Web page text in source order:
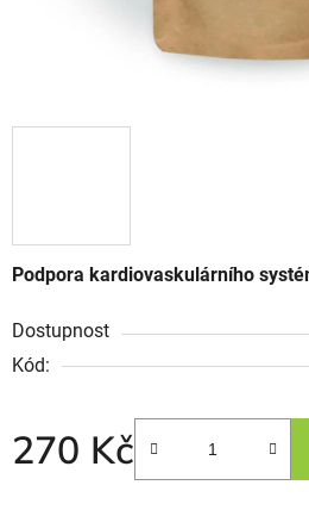
Podpora kardiovaskulárního
Dostupnost
Kód:
270 Kč